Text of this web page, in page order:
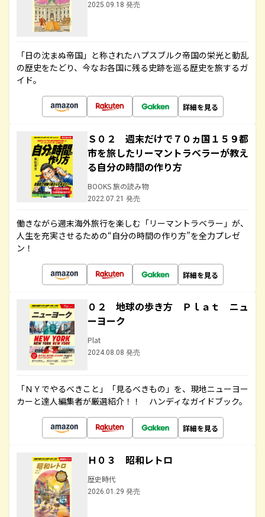
2025.09.18 発売
「日の沈まぬ帝国」と称されたハプスブルク帝国の栄光と動乱
の歴史をたどり、今なお各国に残る史跡を巡る歴史を旅するガ
イド。
詳細を見る
Ｓ０２ 週末だけで７０ヵ国１５９都
市を旅したリーマントラベラーが教え
る自分の時間の作り方
BOOKS 旅の読み物
2022.07.21 発売
働きながら週末海外旅行を楽しむ「リーマントラベラー」が、
人生を充実させるための“自分の時間の作り方”を全力プレゼ
ン！
詳細を見る
０２ 地球の歩き方 Ｐｌａｔ ニュ
ーヨーク
Plat
2024.08.08 発売
「ＮＹでやるべきこと」「見るべきもの」を、現地ニューヨー
カーと達人編集者が厳選紹介！！ ハンディなガイドブック。
詳細を見る
Ｈ０３ 昭和レトロ
歴史時代
2026.01.29 発売